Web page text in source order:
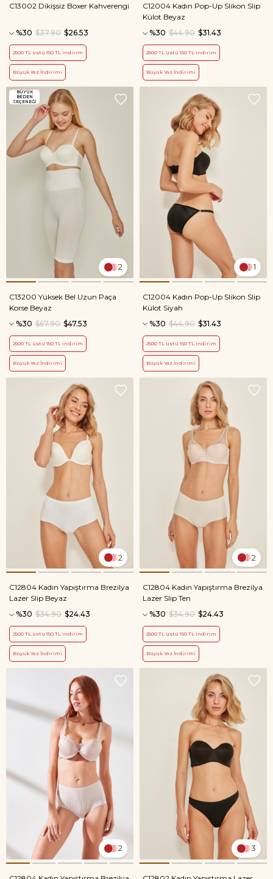
C13002 Dikişsiz Boxer Kahverengi
%30 $26.53
$37.90
2500 TL üstü 150 TL indirim
Büyük Yaz İndirimi
C12004 Kadın Pop-Up Slikon Slip
Külot Beyaz
%30
$31.43
$44.90
2500 TL üstü 150 TL indirim
Büyük Yaz İndirimi
2
C13200 Yüksek Bel Uzun Paça
Korse Beyaz
%30
$47.53
$67.90
2500 TL üstü 150 TL indirim
Büyük Yaz İndirimi
BÜYÜK
BEDEN
SEÇENEĞİ
1
C12004 Kadın Pop-Up Slikon Slip
Külot Siyah
%30
$31.43
$44.90
2500 TL üstü 150 TL indirim
Büyük Yaz İndirimi
2
C12804 Kadın Yapıştırma Brezilya
Lazer Slip Beyaz
%30
$24.43
$34.90
2500 TL üstü 150 TL indirim
Büyük Yaz İndirimi
2
C12804 Kadın Yapıştırma Brezilya
Lazer Slip Ten
%30
$24.43
$34.90
2500 TL üstü 150 TL indirim
Büyük Yaz İndirimi
2 3